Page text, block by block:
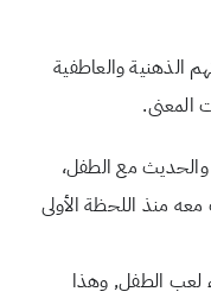
الذهنية والعاطفية
المعنى.
مع الطفل،
معه منذ اللحظة الأولى
لعب الطفل, وهذا